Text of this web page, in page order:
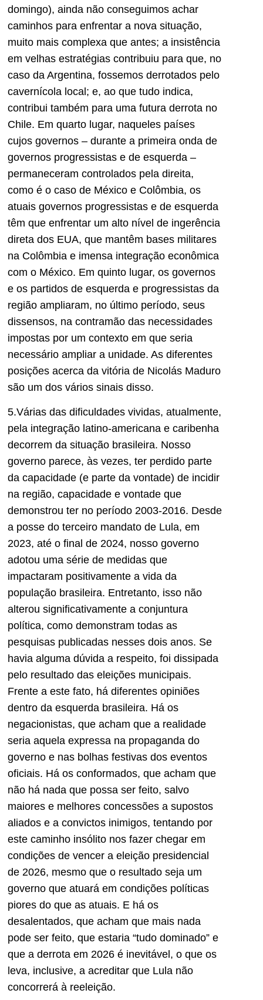
domingo), ainda não conseguimos achar
caminhos para enfrentar a nova situação,
muito mais complexa que antes; a insistência
em velhas estratégias contribuiu para que, no
caso da Argentina, fossemos derrotados pelo
cavernícola local; e, ao que tudo indica,
contribui também para uma futura derrota no
Chile. Em quarto lugar, naqueles países
cujos governos – durante a primeira onda de
governos progressistas e de esquerda –
permaneceram controlados pela direita,
como é o caso de México e Colômbia, os
atuais governos progressistas e de esquerda
têm que enfrentar um alto nível de ingerência
direta dos EUA, que mantêm bases militares
na Colômbia e imensa integração econômica
com o México. Em quinto lugar, os governos
e os partidos de esquerda e progressistas da
região ampliaram, no último período, seus
dissensos, na contramão das necessidades
impostas por um contexto em que seria
necessário ampliar a unidade. As diferentes
posições acerca da vitória de Nicolás Maduro
são um dos vários sinais disso.
5.Várias das dificuldades vividas, atualmente,
pela integração latino-americana e caribenha
decorrem da situação brasileira. Nosso
governo parece, às vezes, ter perdido parte
da capacidade (e parte da vontade) de incidir
na região, capacidade e vontade que
demonstrou ter no período 2003-2016. Desde
a posse do terceiro mandato de Lula, em
2023, até o final de 2024, nosso governo
adotou uma série de medidas que
impactaram positivamente a vida da
população brasileira. Entretanto, isso não
alterou significativamente a conjuntura
política, como demonstram todas as
pesquisas publicadas nesses dois anos. Se
havia alguma dúvida a respeito, foi dissipada
pelo resultado das eleições municipais.
Frente a este fato, há diferentes opiniões
dentro da esquerda brasileira. Há os
negacionistas, que acham que a realidade
seria aquela expressa na propaganda do
governo e nas bolhas festivas dos eventos
oficiais. Há os conformados, que acham que
não há nada que possa ser feito, salvo
maiores e melhores concessões a supostos
aliados e a convictos inimigos, tentando por
este caminho insólito nos fazer chegar em
condições de vencer a eleição presidencial
de 2026, mesmo que o resultado seja um
governo que atuará em condições políticas
piores do que as atuais. E há os
desalentados, que acham que mais nada
pode ser feito, que estaria “tudo dominado” e
que a derrota em 2026 é inevitável, o que os
leva, inclusive, a acreditar que Lula não
concorrerá à reeleição.